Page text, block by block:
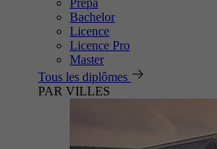
Prépa
Bachelor
Licence
Licence Pro
Master
Tous les diplômes
PAR VILLES